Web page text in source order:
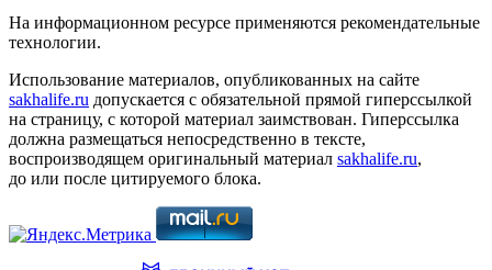
На информационном ресурсе применяются рекомендательные
технологии.
Использование материалов, опубликованных на сайте
sakhalife.ru допускается с обязательной прямой гиперссылкой
на страницу, с которой материал заимствован. Гиперссылка
должна размещаться непосредственно в тексте,
воспроизводящем оригинальный материал sakhalife.ru,
до или после цитируемого блока.